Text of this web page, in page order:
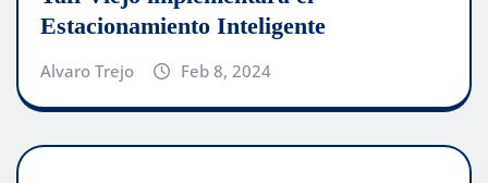
Estacionamiento Inteligente
Alvaro Trejo Feb 8, 2024